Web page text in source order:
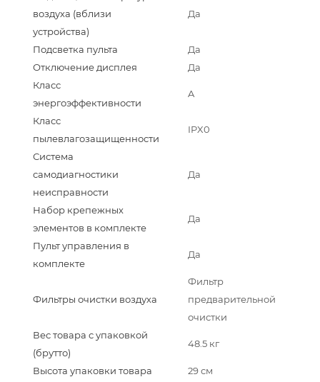
воздуха (вблизи
устройства)
Да
Подсветка пульта
Да
Отключение дисплея
Да
Класс
энергоэффективности
A
Класс
пылевлагозащищенности
IPX0
Система
самодиагностики
неисправности
Да
Набор крепежных
элементов в комплекте
Да
Пульт управления в
комплекте
Да
Фильтры очистки воздуха
Фильтр
предварительной
очистки
Вес товара с упаковкой
(брутто)
48.5 кг
Высота упаковки товара
29 см